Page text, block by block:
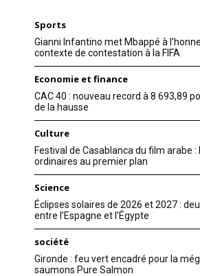
Sports
Gianni Infantino met Mbappé à
contexte de contestation à la FIFA
Economie et finance
CAC 40 : nouveau record à 8 693,89
de la hausse
Culture
Festival de Casablanca du film arabe :
ordinaires au premier plan
Science
Éclipses solaires de 2026 et 2027 :
entre l’Espagne et l’Égypte
société
Gironde : feu vert encadré pour la
saumons Pure Salmon